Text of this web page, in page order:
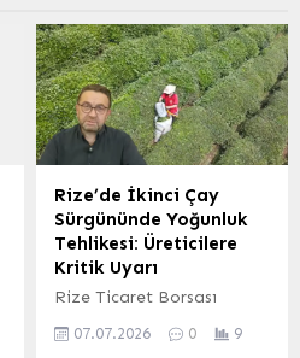
Rize’de İkinci Çay
Sürgününde Yoğunluk
Tehlikesi: Üreticilere
Kritik Uyarı
Rize Ticaret Borsası
hasadının zamanlaması
07.07.2026 0 9